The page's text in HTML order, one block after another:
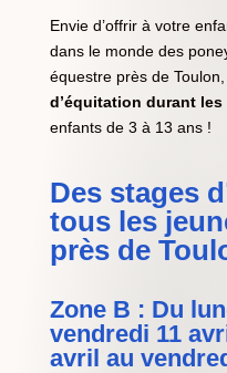
Envie d’offrir à votre
dans le monde des
équestre près de
d’équitation durant
enfants de 3 à 13 ans !
Des stages
tous les
près de
Zone B : Du
vendredi 11
avril au